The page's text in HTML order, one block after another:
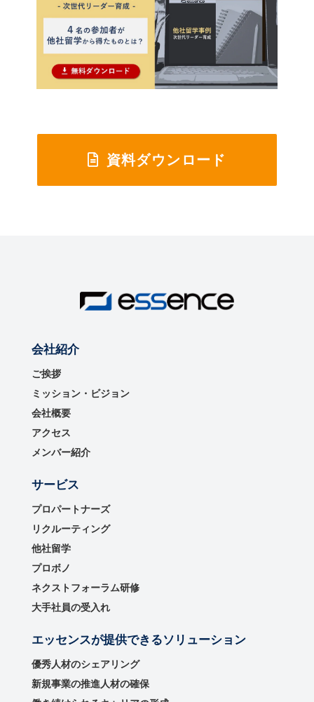
資料ダウンロード
会社紹介
ご挨拶
ミッション・ビジョン
会社概要
アクセス
メンバー紹介
サービス
プロパートナーズ
リクルーティング
他社留学
プロボノ
ネクストフォーラム研修
大手社員の受入れ
エッセンスが提供できるソリューション
優秀⼈材のシェアリング
新規事業の推進⼈材の確保